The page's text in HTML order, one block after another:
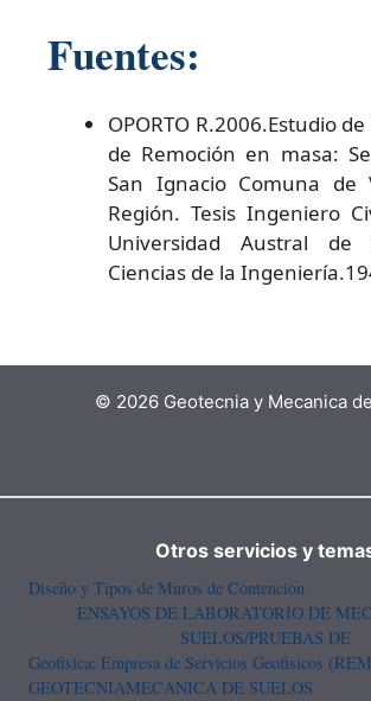
Fuentes:
OPORTO R.2006.Estudio
de Remoción en masa:
San Ignacio Comuna de
Región. Tesis Ingeniero
Universidad Austral de
Ciencias de la
© 2026 Geotecnia y Mecanica
Otros servicios y
Diseño y Tipos de Muros de Contencion
ENSAYOS DE LABORATORIO DE
SUELOS/PRUEBAS DE
Geofisica: Empresa de Servicios Geofisicos
GEOTECNIAMECANICA DE SUELOS